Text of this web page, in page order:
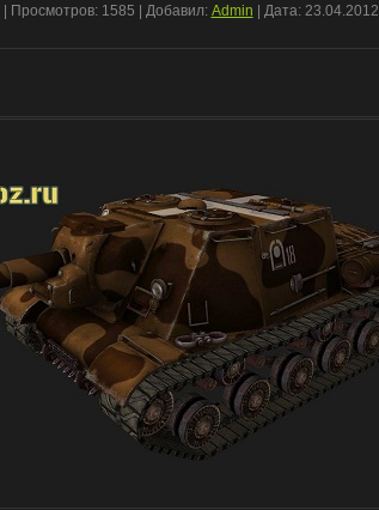
| Просмотров: 1585 | Добавил: Admin | Дата: 23.04.2012